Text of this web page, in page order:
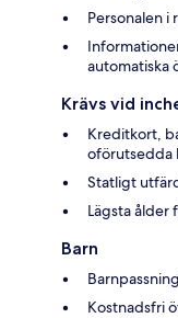
Personalen i
automatiska
Krävs vid
Kreditkort,
oförutsedda
Statligt
Lägsta ålder
Barn
Kostnadsfri